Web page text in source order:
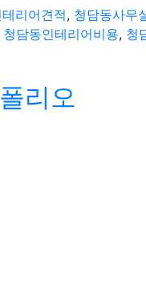
리어견적, 청담동사무
청담동인테리어비용, 청
리오